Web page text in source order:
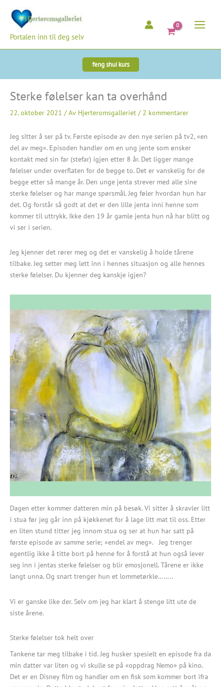
innholdet
Portalen inn til deg selv
feng shui kurs
Sterke følelser kan ta overhånd
22. oktober 2021 / Av Hjerteromsgalleriet / 2 kommentarer
Jeg sitter å ser på tv. Første episode av den nye serien på tv2, «en
del av meg». Episoden handler om en ung jente som ønsker
kontakt med sin far (stefar) igjen etter 8 år. Det ligger mange
følelser under overflaten for de begge to. Det er vanskelig for de
begge etter så mange år. Den unge jenta strever med alle sine
sterke følelser og har mange spørsmål. Jeg føler hvordan hun har
det. Og forstår så godt at det er den lille jenta inni henne som
kommer til uttrykk. Ikke den 19 år gamle jenta hun nå har blitt og
vi ser i serien.
Jeg kjenner det rører meg og det er vanskelig å holde tårene
tilbake. Jeg setter meg lett inn i hennes situasjon og alle hennes
sterke følelser. Du kjenner deg kanskje igjen?
Dagen etter kommer datteren min på besøk. Vi sitter å skravler litt
i stua før jeg går inn på kjøkkenet for å lage litt mat til oss. Etter
en liten stund titter jeg innom stua og ser at hun har satt på
første episode av samme serie; «endel av meg». Jeg trenger
egentlig ikke å titte bort på henne for å forstå at hun også lever
seg inn i jentas sterke følelser og blir emosjonell. Tårene er ikke
langt unna. Og snart trenger hun et lommetørkle……..
Vi er ganske like der. Selv om jeg har klart å stenge litt ute de
siste årene.
Sterke følelser tok helt over
Tankene tar meg tilbake i tid. Jeg husker spesielt en episode fra da
min datter var liten og vi skulle se på «oppdrag Nemo» på kino.
Det er en Disney film og handler om en fisk som kommer bort ifra